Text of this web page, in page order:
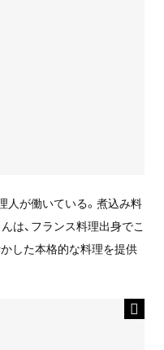
人が働いている。煮込み料
は、フランス料理出身でこ
した本格的な料理を提供